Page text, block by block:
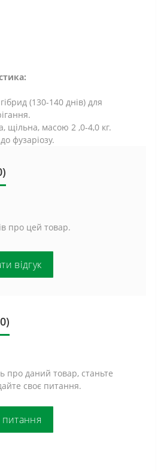
(130-140 днів) для
щільна, масою 2 ,0-4,0 кг.
фузаріозу.
про цей товар.
відгук
про даний товар, станьте
своє питання.